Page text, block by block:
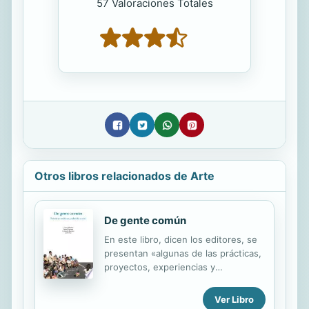
57 Valoraciones Totales
Otros libros relacionados de Arte
De gente común
En este libro, dicen los editores, se
presentan «algunas de las prácticas,
proyectos, experiencias y
surgido, en las dos últimas décadas,
Ver Libro